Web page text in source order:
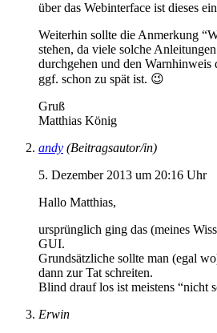
über das Webinterface ist dieses
Weiterhin sollte die Anmerkung
stehen, da viele solche
durchgehen und den Warnhinweis
ggf. schon zu spät ist. 😉
Gruß
Matthias König
andy (Beitragsautor/in)
5. Dezember 2013 um 20:16 Uhr
Hallo Matthias,
ursprünglich ging das (meines
GUI.
Grundsätzliche sollte man (egal
dann zur Tat schreiten.
Blind drauf los ist meistens “nicht
Erwin